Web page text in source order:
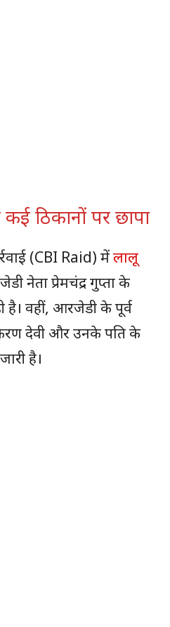
ठिकानों पर छापा
(CBI Raid) मेंलालू
नेता प्रेमचंद्र गुप्ता के
है। वहीं, आरजेडी के पूर्व
देवी और उनके पति के
है।